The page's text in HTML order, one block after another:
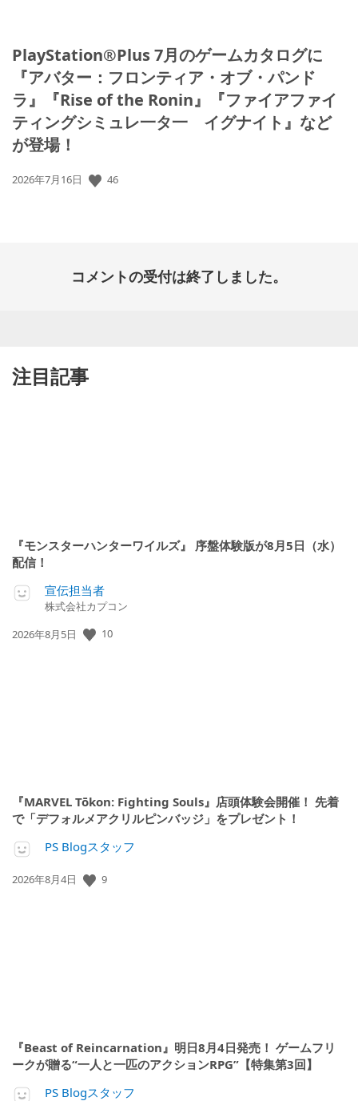
PlayStation®Plus 7月のゲームカタログに
『アバター：フロンティア・オブ・パンド
ラ』『Rise of the Ronin』『ファイアファイ
ティングシミュレ一タ一 イグナイト』など
が登場！
公
2026年7月16日 46
コメントの受付は終了しました。
注目記事
『モンスターハンターワイルズ』 序盤体験版が8月5日（水）
配信！
宣伝担当者
株式会社カプコン
公
2026年8月5日 10
『MARVEL Tōkon: Fighting Souls』店頭体験会開催！ 先着
で「デフォルメアクリルピンバッジ」をプレゼント！
PS Blogスタッフ
公
2026年8月4日 9
『Beast of Reincarnation』明日8月4日発売！ ゲームフリ
ークが贈る“一人と一匹のアクションRPG”【特集第3回】
PS Blogスタッフ